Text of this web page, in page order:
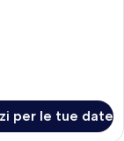
per le tue date